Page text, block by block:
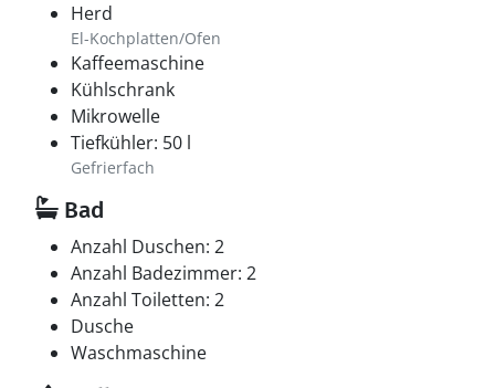
Herd
El-Kochplatten/Ofen
Kaffeemaschine
Kühlschrank
Mikrowelle
Tiefkühler: 50 l
Gefrierfach
Bad
Anzahl Duschen: 2
Anzahl Badezimmer: 2
Anzahl Toiletten: 2
Dusche
Waschmaschine